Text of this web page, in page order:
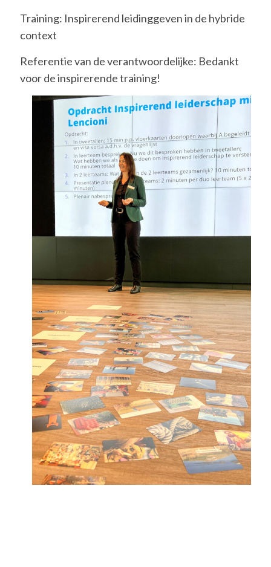
Training: Inspirerend leidinggeven in de hybride
context
Referentie van de verantwoordelijke: Bedankt
voor de inspirerende training!